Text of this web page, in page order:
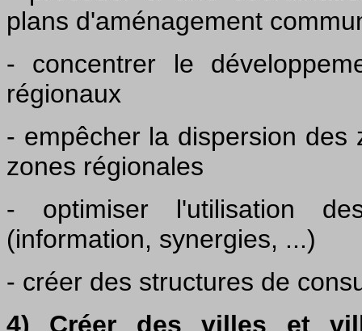
plans d'aménagement
- concentrer le
régionaux
- empêcher la dispersion des
zones régionales
- optimiser l'utilisation
(information, synergies, ...)
- créer des structures de
4) Créer des villes et